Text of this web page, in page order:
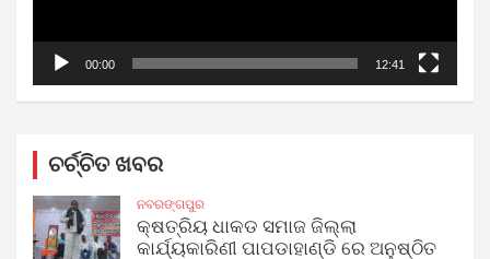
00:00 12:41
ଚର୍ଚ୍ଚିତ ଖବର
ନବରଙ୍ଗପୁର
କ୍ଷତ୍ରିୟ ଧାକଡ ସମାଜ ଜିଲ୍ଲା
କାର୍ଯ୍ୟକାରିଣୀ ପାପଡାହାଣ୍ଡି ରେ ଅନୁଷ୍ଠିତ